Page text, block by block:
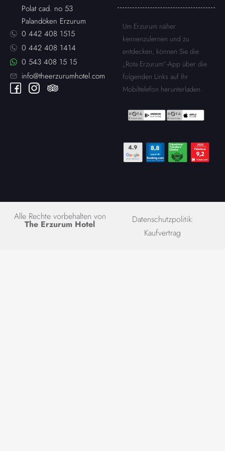
Polat cad. no 53
Palandöken Erzurum
0 442 408 1515
0 442 408 1414
0 543 408 15 15
info@theerzurumhotel.com
Um Erzurum näher
kennenzulernen und zu
entdecken, können Sie die
„Rota Erzurum“-App über die
folgenden Links auf Ihr
Mobiltelefon herunterladen.
Alle Rechte vorbehalten von
The Erzurum Hotel
Datenschutzpolitik
Kaufvertrag